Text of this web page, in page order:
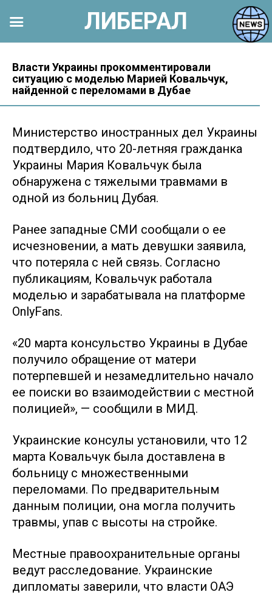
контенту
Власти Украины прокомментировали
ситуацию с моделью Марией Ковальчук,
найденной с переломами в Дубае
Министерство иностранных дел Украины
подтвердило, что 20-летняя гражданка
Украины Мария Ковальчук была
обнаружена с тяжелыми травмами в
одной из больниц Дубая.
Ранее западные СМИ сообщали о ее
исчезновении, а мать девушки заявила,
что потеряла с ней связь. Согласно
публикациям, Ковальчук работала
моделью и зарабатывала на платформе
OnlyFans.
«20 марта консульство Украины в Дубае
получило обращение от матери
потерпевшей и незамедлительно начало
ее поиски во взаимодействии с местной
полицией», — сообщили в МИД.
Украинские консулы установили, что 12
марта Ковальчук была доставлена в
больницу с множественными
переломами. По предварительным
данным полиции, она могла получить
травмы, упав с высоты на стройке.
Местные правоохранительные органы
ведут расследование. Украинские
дипломаты заверили, что власти ОАЭ
ЛИБЕРАЛ